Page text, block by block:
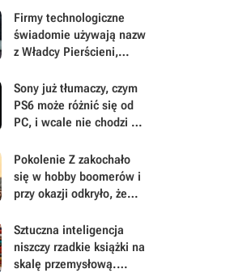
na świecie prawdziwe
pływające miasto -
jednak wątpliwości co do
uzasadnione
Firmy technologiczne
świadomie używają nazw
z Władcy Pierścieni,
są tymi dobrymi
Sony już tłumaczy, czym
PS6 może różnić się od
PC, i wcale nie chodzi o
Pokolenie Z zakochało
się w hobby boomerów i
przy okazji odkryło, że
Sztuczna inteligencja
niszczy rzadkie książki na
skalę przemysłową.